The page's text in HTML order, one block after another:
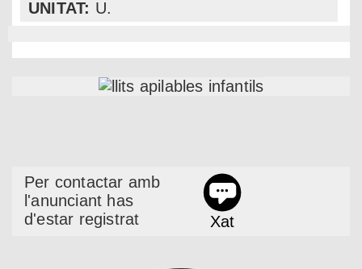
Per contactar amb
l'anunciant has
d'estar registrat
Xat
UNITAT: U.